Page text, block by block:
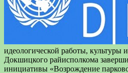
идеологической работы, культуры
Докшицкого райисполкома
инициативы «Возрождение